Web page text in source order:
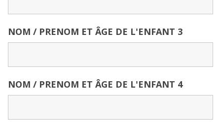
NOM / PRENOM ET ÂGE DE L'ENFANT 3
NOM / PRENOM ET ÂGE DE L'ENFANT 4